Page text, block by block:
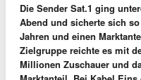
Die Sender Sat.1 ging
Abend und sicherte sich
Jahren und einen
Zielgruppe reichte es mit
Millionen Zuschauer und